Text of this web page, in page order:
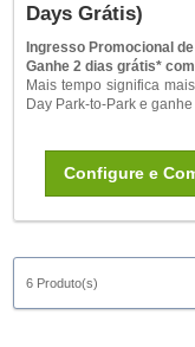
Days Grátis)
Ingresso Promocional
Ganhe 2 dias grátis*
Mais tempo significa
Day Park-to-Park e
Configure e
6 Produto(s)